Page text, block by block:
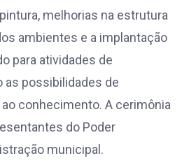
melhorias na estrutura
ambientes e a implantação
para atividades de
as possibilidades de
conhecimento. A cerimônia
do Poder
municipal.